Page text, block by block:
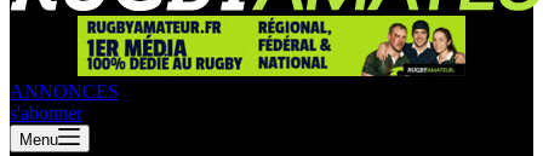
ANNONCES
s'abonner
Menu